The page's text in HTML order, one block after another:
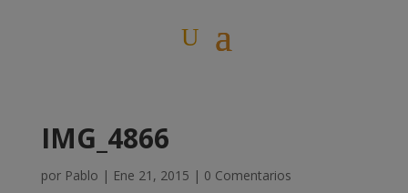
IMG_4866
por Pablo | Ene 21, 2015 | 0 Comentarios